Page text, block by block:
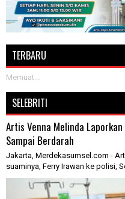
TERBARU
Memuat...
SELEBRITI
Artis Venna Melinda Laporkan
Sampai Berdarah
Jakarta, Merdekasumsel.com -
suaminya, Ferry Irawan ke polisi,